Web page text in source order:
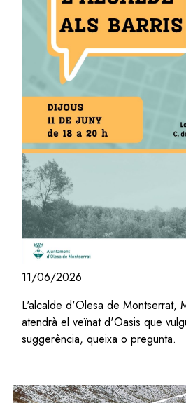
11/06/2026
L'alcalde d'Olesa de Montserrat,
atendrà el veïnat d'Oasis que
suggerència, queixa o pregunta.